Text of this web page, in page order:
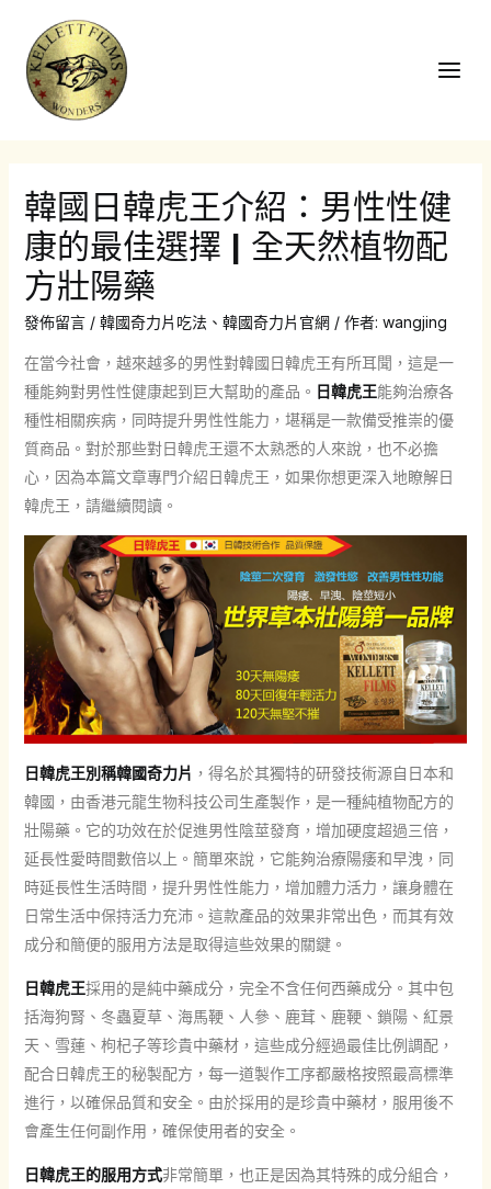
韓國日韓虎王介紹：男性性健
康的最佳選擇 | 全天然植物配
方壯陽藥
發佈留言 / 韓國奇力片吃法、 韓國奇力片官網/ 作者: wangjing
在當今社會，越來越多的男性對韓國日韓虎王有所耳聞，這是一
種能夠對男性性健康起到巨大幫助的產品。 日韓虎王能夠治療各
種性相關疾病，同時提升男性性能力，堪稱是一款備受推崇的優
質商品。對於那些對日韓虎王還不太熟悉的人來說，也不必擔
心，因為本篇文章專門介紹日韓虎王，如果你想更深入地瞭解日
韓虎王，請繼續閱讀。
日韓虎王別稱韓國奇力片 ，得名於其獨特的研發技術源自日本和
韓國，由香港元龍生物科技公司生產製作，是一種純植物配方的
壯陽藥。它的功效在於促進男性陰莖發育，增加硬度超過三倍，
延長性愛時間數倍以上。簡單來說，它能夠治療陽痿和早洩，同
時延長性生活時間，提升男性性能力，增加體力活力，讓身體在
日常生活中保持活力充沛。這款產品的效果非常出色，而其有效
成分和簡便的服用方法是取得這些效果的關鍵。
日韓虎王採用的是純中藥成分，完全不含任何西藥成分。其中包
括海狗腎、冬蟲夏草、海馬鞕、人參、鹿茸、鹿鞕、鎖陽、紅景
天、雪蓮、枸杞子等珍貴中藥材，這些成分經過最佳比例調配，
配合日韓虎王的秘製配方，每一道製作工序都嚴格按照最高標準
進行，以確保品質和安全。由於採用的是珍貴中藥材，服用後不
會產生任何副作用，確保使用者的安全。
日韓虎王的服用方式非常簡單，也正是因為其特殊的成分組合，